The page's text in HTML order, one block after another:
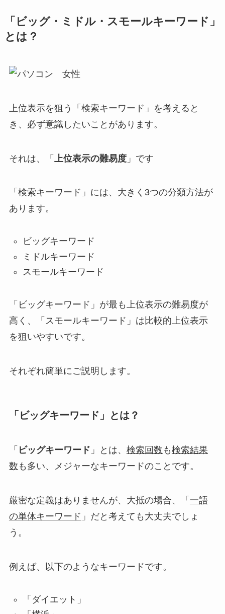
「ビッグ・ミドル・スモールキーワード」
とは？
上位表示を狙う「検索キーワード」 を考えると
き、必ず意識したいことがあります。
それは、「 上位表示の難易度」です
「検索キーワード」には、大きく3つの分類方法が
あります。
ビッグキーワード
ミドルキーワード
スモールキーワード
「ビッグキーワード」が最も上位表示の難易度が
高く、「スモールキーワード」は比較的上位表示
を狙いやすいです。
それぞれ簡単にご説明します。
「ビッグキーワード」とは？
「 ビッグキーワード 」とは、 検索回数 も検索結果
数 も多い、メジャーなキーワードのことです。
厳密な定義はありませんが、大抵の場合、「 一語
の単体キーワード 」だと考えても大丈夫でしょ
う。
例えば、以下のようなキーワードです。
「ダイエット」